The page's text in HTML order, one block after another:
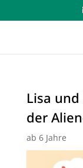
Lisa
der
ab 6 Jahre